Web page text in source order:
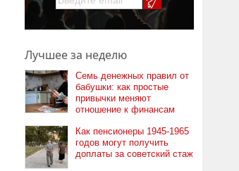
Лучшее за неделю
Семь денежных правил от
бабушки: как простые
привычки меняют
отношение к финансам
Как пенсионеры 1945-1965
годов могут получить
доплаты за советский стаж